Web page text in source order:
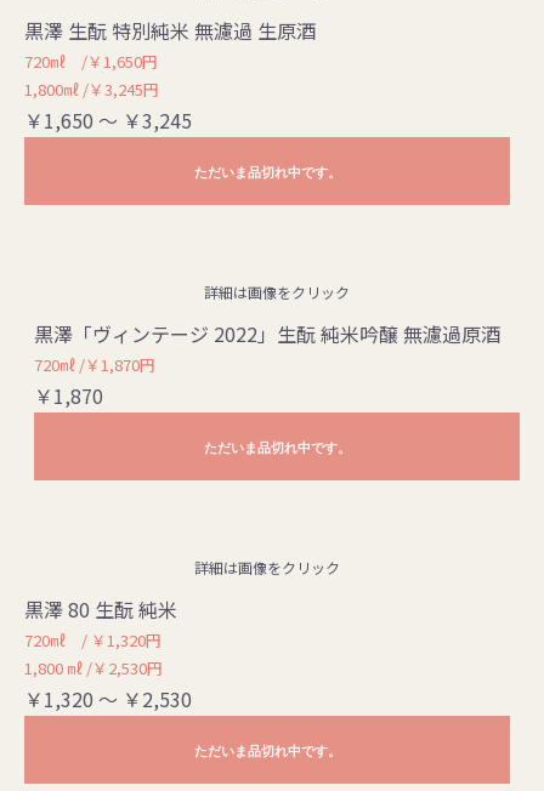
黒澤 生酛 特別純米 無濾過 生原酒
720㎖ /￥1,650円
1,800㎖ /￥3,245円
￥1,650 ～ ￥3,245
ただいま品切れ中です。
詳細は画像をクリック
黒澤「ヴィンテージ 2022」生酛 純米吟醸 無濾過原酒
720㎖ /￥1,870円
￥1,870
ただいま品切れ中です。
詳細は画像をクリック
黒澤 80 生酛 純米
720㎖ / ￥1,320円
1,800 ㎖ /￥2,530円
￥1,320 ～ ￥2,530
ただいま品切れ中です。